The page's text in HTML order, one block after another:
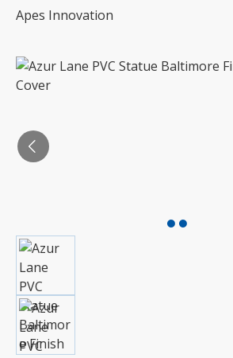
Apes Innovation
Bildergalerie überspringen